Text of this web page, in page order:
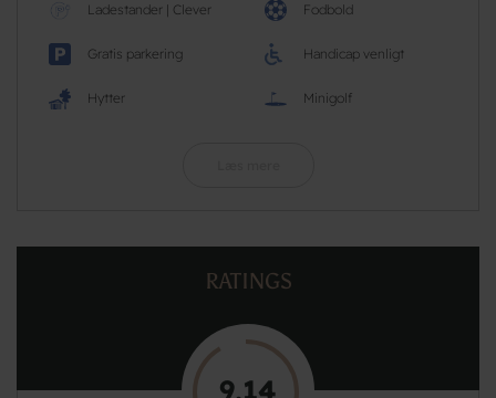
Ladestander | Clever Fodbold
Gratis parkering Handicap venligt
Hytter Minigolf
RATINGS
9,14